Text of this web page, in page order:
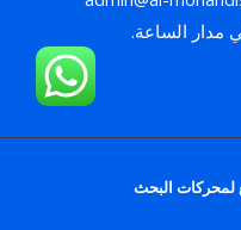
مدار الساعة.
لمحركات البحث